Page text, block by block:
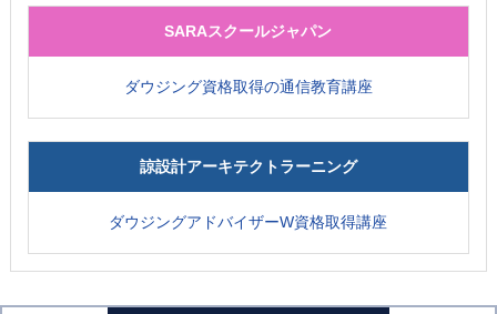
SARAスクールジャパン
ダウジング資格取得の通信教育講座
諒設計アーキテクトラーニング
ダウジングアドバイザーW資格取得講座